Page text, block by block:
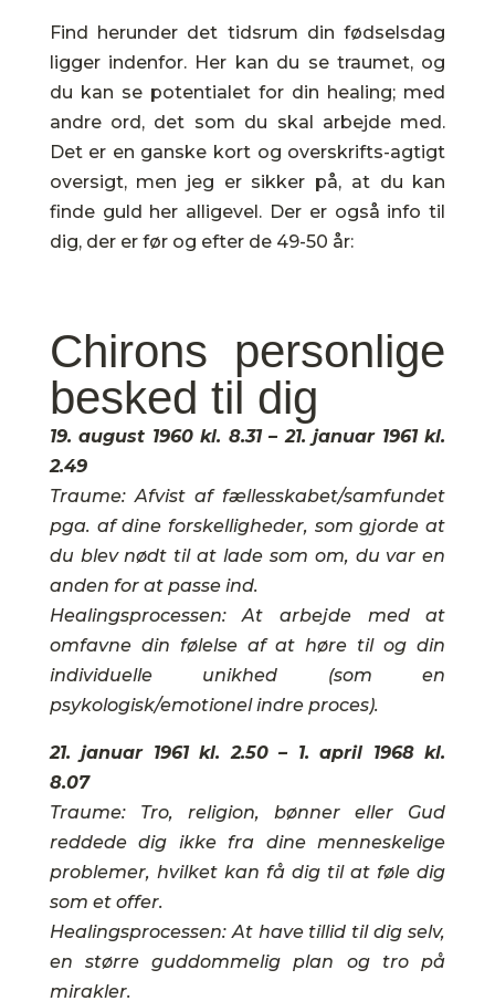
Find herunder det tidsrum din fødselsdag
ligger indenfor. Her kan du se traumet, og
du kan se potentialet for din healing; med
andre ord, det som du skal arbejde med.
Det er en ganske kort og overskrifts-agtigt
oversigt, men jeg er sikker på, at du kan
finde guld her alligevel. Der er også info til
dig, der er før og efter de 49-50 år:
Chirons personlige
besked til dig
19. august 1960 kl. 8.31 – 21. januar 1961 kl.
2.49
Traume: Afvist af fællesskabet/samfundet
pga. af dine forskelligheder, som gjorde at
du blev nødt til at lade som om, du var en
anden for at passe ind.
Healingsprocessen: At arbejde med at
omfavne din følelse af at høre til og din
individuelle unikhed (som en
psykologisk/emotionel indre proces).
21. januar 1961 kl. 2.50 – 1. april 1968 kl.
8.07
Traume: Tro, religion, bønner eller Gud
reddede dig ikke fra dine menneskelige
problemer, hvilket kan få dig til at føle dig
som et offer.
Healingsprocessen: At have tillid til dig selv,
en større guddommelig plan og tro på
mirakler.